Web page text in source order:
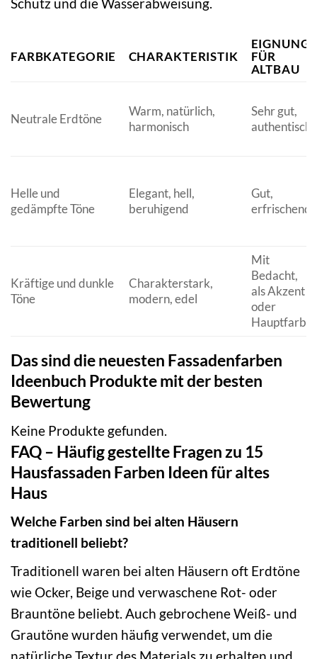
FARBKATEGORIE CHARAKTERISTIK
EIGNUNG
FÜR
ALTBAU
Neutrale Erdtöne
Warm, natürlich,
harmonisch
Sehr gut,
authentisch
Helle und
gedämpfte Töne
Elegant, hell,
beruhigend
Gut,
erfrischend
Kräftige und dunkle
Töne
Charakterstark,
modern, edel
Mit
Bedacht,
als Akzent
oder
Hauptfarbe
Das sind die neuesten Fassadenfarben
Ideenbuch Produkte mit der besten
Bewertung
Keine Produkte gefunden.
FAQ – Häufig gestellte Fragen zu 15
Hausfassaden Farben Ideen für altes
Haus
Welche Farben sind bei alten Häusern
traditionell beliebt?
Traditionell waren bei alten Häusern oft Erdtöne
wie Ocker, Beige und verwaschene Rot- oder
Brauntöne beliebt. Auch gebrochene Weiß- und
Grautöne wurden häufig verwendet, um die
natürliche Textur des Materials zu erhalten und